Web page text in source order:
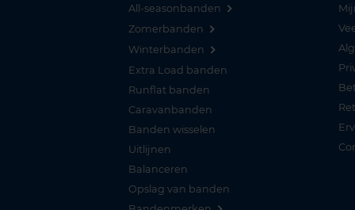
All-seasonbanden
Zomerbanden
Winterbanden
Extra Load banden
Runflat banden
Caravanbanden
Banden wisselen
Uitlijnen
Balanceren
Opslag van banden